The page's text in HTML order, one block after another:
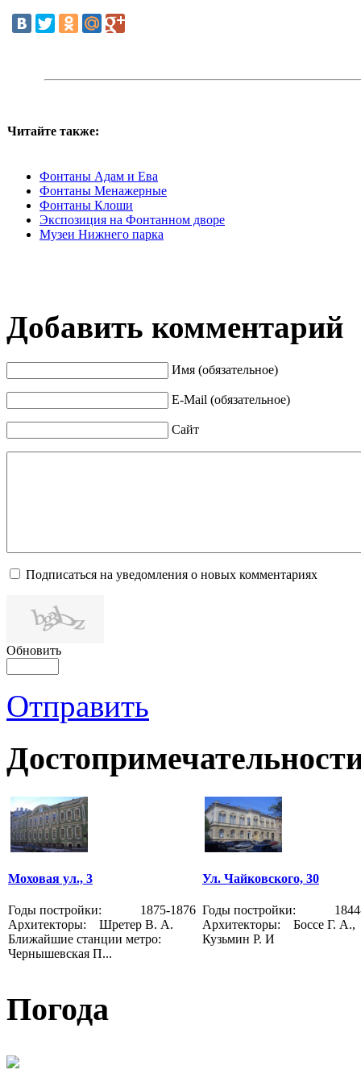
Читайте также:
Фонтаны Адам и Ева
Фонтаны Менажерные
Фонтаны Клоши
Экспозиция на Фонтанном дворе
Музеи Нижнего парка
Добавить комментарий
Имя (обязательное)
E-Mail (обязательное)
Сайт
Подписаться на уведомления о новых комментариях
Обновить
Отправить
Моховая ул., 3
Годы постройки: 1875-1876
Архитекторы: Шретер В. А.
Ближайшие станции метро:
Чернышевская П...
Ул. Чайковского, 30
Годы постройки: 1844-
Архитекторы: Боссе Г. А.,
Кузьмин Р. И
Погода